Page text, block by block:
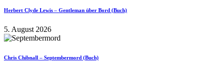
Herbert Clyde Lewis – Gentleman über Bord (Buch)
5. August 2026
Chris Chibnall – Septembermord (Buch)